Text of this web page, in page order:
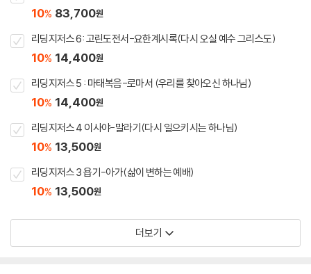
10% 83,700원
리딩지저스 6: 고린도전서-요한계시록(다시 오실 예수 그리스도)
10% 14,400원
리딩지저스 5 : 마태복음-로마서 (우리를 찾아오신 하나님)
10% 14,400원
리딩지저스 4 이사야-말라기(다시 일으키시는 하나님)
10% 13,500원
리딩지저스 3 욥기-아가(삶이 변하는 예배)
10% 13,500원
더보기